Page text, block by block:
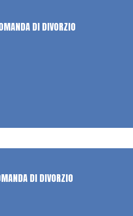
DI DIVORZIO
DI DIVORZIO